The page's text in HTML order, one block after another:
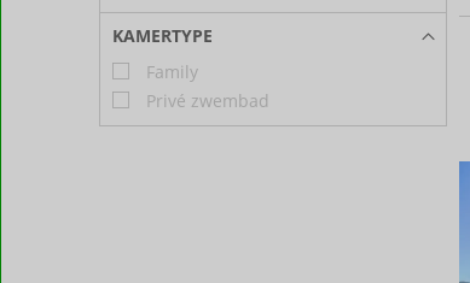
KAMERTYPE
Family
Privé zwembad